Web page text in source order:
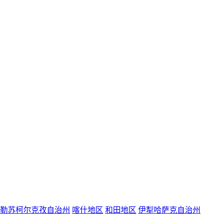
苏柯尔克孜自治州 喀什地区 和田地区 伊犁哈萨克自治州